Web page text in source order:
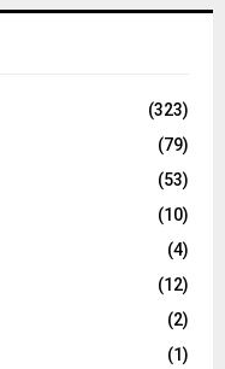
(323)
(79)
(53)
(10)
(4)
(12)
(2)
(1)